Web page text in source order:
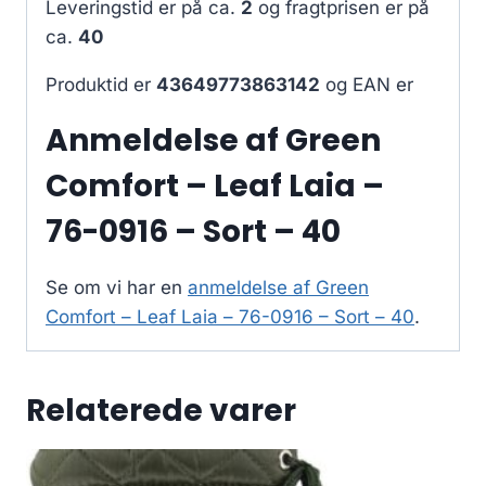
Leveringstid er på ca. 2 og fragtprisen er på
ca. 40
Produktid er 43649773863142 og EAN er
Anmeldelse af Green
Comfort – Leaf Laia –
76-0916 – Sort – 40
Se om vi har en anmeldelse af Green
Comfort – Leaf Laia – 76-0916 – Sort – 40.
Relaterede varer